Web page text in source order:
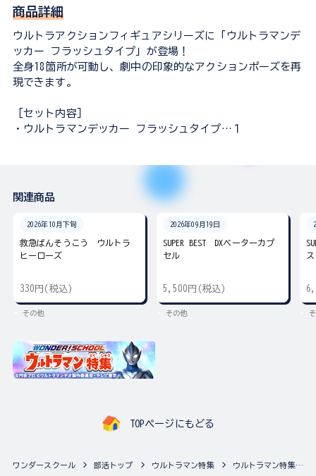
商品詳細
ウルトラアクションフィギュアシリーズに「ウルトラマンデ
ッカー フラッシュタイプ」が登場！
全身18箇所が可動し、劇中の印象的なアクションポーズを再
現できます。
［セット内容］
・ウルトラマンデッカー フラッシュタイプ…１
関連商品
2026年10月下旬
救急ばんそうこう ウルトラ
ヒーローズ
330円(税込)
その他
2026年09月19日
SUPER BEST DXベーターカプ
セル
5,500円(税込)
その他
ス
TOPページにもどる
ワンダースクール 部活トップ ウルトラマン特集 ウルトラマン特集の最新商品一覧